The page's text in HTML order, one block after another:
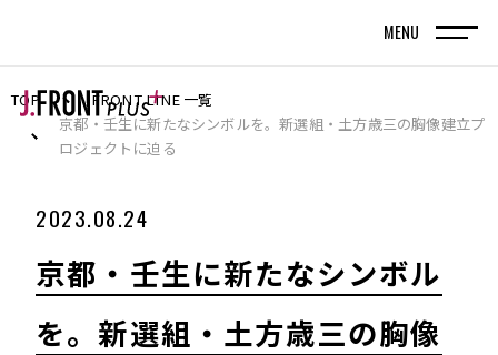
MENU
TOP トップページ
FRONT LINE
SPECIAL EDITION 特集記事
TOP
FRONT LINE 一覧
京都・壬生に新たなシンボルを。新選組・土方歳三の胸像建立プ
ロジェクトに迫る
2023.08.24
京都・壬生に新たなシンボル
を。新選組・土方歳三の胸像